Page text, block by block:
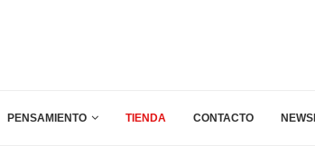
PENSAMIENTO TIENDA CONTACTO